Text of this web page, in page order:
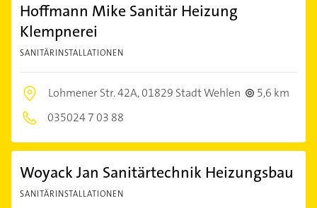
Hoffmann Mike Sanitär Heizung
Klempnerei
SANITÄRINSTALLATIONEN
Lohmener Str. 42A,01829 Stadt Wehlen
5,6 km
035024 7 03 88
Woyack Jan Sanitärtechnik Heizungsbau
SANITÄRINSTALLATIONEN